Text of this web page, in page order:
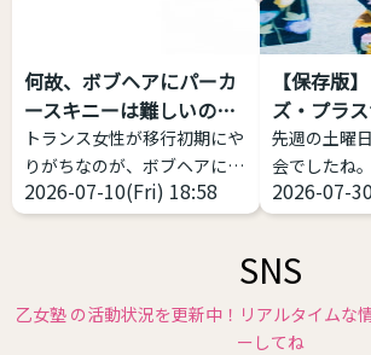
1989年にカナダの性科学者
レイ・ブランシャールによっ
て定義された比較的新しい言
葉です。 日本では、自分が女
性化することで性的快楽・興
長・プラス
女性におス
ョンブラン
LAND（ニ
ンド） 日本
する、「大
門ブランド
何故、ボブヘアにパーカ
ースキニーは難しいの
か？
トランス女性が移行初期にや
りがちなのが、ボブヘアにパ
ーカー、スキニー(またはタ
イツ)、スニーカーの三種の
しい。中性、ナチュラルな女
性に寄せようとしてミスって
るケースをよく見ます。 解説
2026-07-10(Fri) 18:58
【保存版
ズ・プラ
があ...
先週の土曜
会でしたね
火大会が始
販売が始まっ
悩みがある
いファッシ
体型を寸胴
2026-07-
SNS
乙女塾 の活動状況を更新中！リアルタイムな
ーしてね